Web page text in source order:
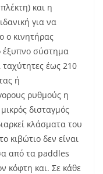
και η
για να
ο κινητήρας
έξυπνο σύστημα
ταχύτητες έως 210
ή
ρυθμούς η
δισταγμός
κλάσματα του
κιβώτιο δεν είναι
από τα paddles
κόφτη και. Σε κάθε